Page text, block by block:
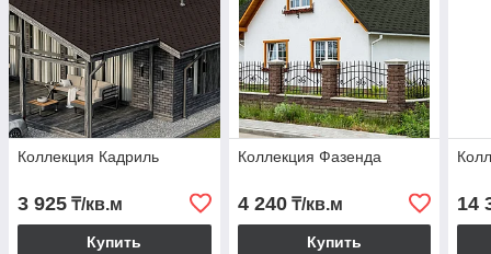
Коллекция Кадриль
3 925 ₸/кв.м
Купить
Коллекция Фазенда
4 240₸/кв.м
Купить
14